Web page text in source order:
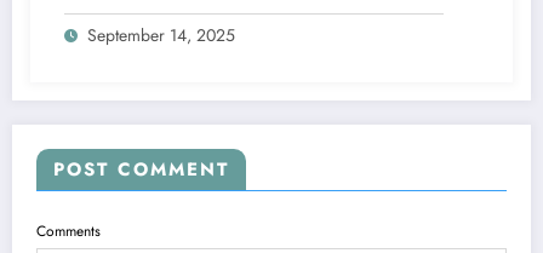
Hancurkan Pasukan Israel
September 14, 2025
POST COMMENT
Comments